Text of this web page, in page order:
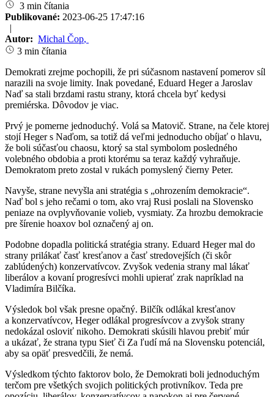
3 min čítania
Publikované: 2023-06-25 17:47:16
|
Autor: Michal Čop,
3 min čítania
Demokrati zrejme pochopili, že pri súčasnom nastavení pomerov síl
narazili na svoje limity. Inak povedané, Eduard Heger a Jaroslav
Naď sa stali brzdami rastu strany, ktorá chcela byť kedysi
premiérska. Dôvodov je viac.
Prvý je pomerne jednoduchý. Volá sa Matovič. Strane, na čele ktorej
stojí Heger s Naďom, sa totiž dá veľmi jednoducho obíjať o hlavu,
že boli súčasťou chaosu, ktorý sa stal symbolom posledného
volebného obdobia a proti ktorému sa teraz každý vyhraňuje.
Demokratom preto zostal v rukách pomyslený čierny Peter.
Navyše, strane nevyšla ani stratégia s „ohrozením demokracie“.
Naď bol s jeho rečami o tom, ako vraj Rusi poslali na Slovensko
peniaze na ovplyvňovanie volieb, vysmiaty. Za hrozbu demokracie
pre šírenie hoaxov bol označený aj on.
Podobne dopadla politická stratégia strany. Eduard Heger mal do
strany prilákať časť kresťanov a časť stredovejších (či skôr
zablúdených) konzervatívcov. Zvyšok vedenia strany mal lákať
liberálov a kovaní progresívci mohli upierať zrak napríklad na
Vladimíra Bilčíka.
Výsledok bol však presne opačný. Bilčík odlákal kresťanov
a konzervatívcov, Heger odlákal progresívcov a zvyšok strany
nedokázal osloviť nikoho. Demokrati skúsili hlavou prebiť múr
a ukázať, že strana typu Sieť či Za ľudí má na Slovensku potenciál,
aby sa opäť presvedčili, že nemá.
Výsledkom týchto faktorov bolo, že Demokrati boli jednoduchým
terčom pre všetkých svojich politických protivníkov. Teda pre